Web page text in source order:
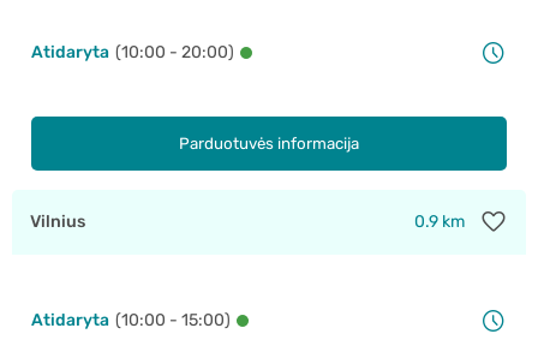
Atidaryta (10:00 - 20:00)
Parduotuvės informacija
Vilnius 0.9 km
Atidaryta (10:00 - 15:00)